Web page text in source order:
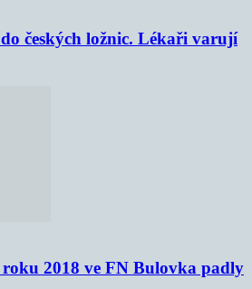
českých ložnic. Lékaři varují
2018 ve FN Bulovka padly